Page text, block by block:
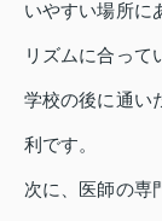
いやすい場所に
リズムに合って
学校の後に通い
利です。
次に、医師の専